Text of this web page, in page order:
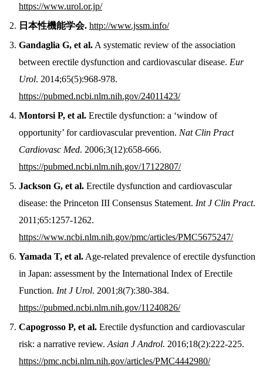
https://www.urol.or.jp/
日本性機能学会. http://www.jssm.info/
Gandaglia G, et al. A systematic review of the association
between erectile dysfunction and cardiovascular disease. Eur
Urol. 2014;65(5):968-978.
https://pubmed.ncbi.nlm.nih.gov/24011423/
Montorsi P, et al. Erectile dysfunction: a ‘window of
opportunity’ for cardiovascular prevention. Nat Clin Pract
Cardiovasc Med. 2006;3(12):658-666.
https://pubmed.ncbi.nlm.nih.gov/17122807/
Jackson G, et al. Erectile dysfunction and cardiovascular
disease: the Princeton III Consensus Statement. Int J Clin Pract.
2011;65:1257-1262.
https://www.ncbi.nlm.nih.gov/pmc/articles/PMC5675247/
Yamada T, et al. Age-related prevalence of erectile dysfunction
in Japan: assessment by the International Index of Erectile
Function. Int J Urol. 2001;8(7):380-384.
https://pubmed.ncbi.nlm.nih.gov/11240826/
Capogrosso P, et al. Erectile dysfunction and cardiovascular
risk: a narrative review. Asian J Androl. 2016;18(2):222-225.
https://pmc.ncbi.nlm.nih.gov/articles/PMC4442980/